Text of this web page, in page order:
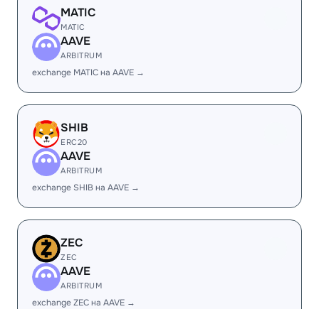
MATIC
MATIC
AAVE
ARBITRUM
exchange MATIC на AAVE →
SHIB
ERC20
AAVE
ARBITRUM
exchange SHIB на AAVE →
ZEC
ZEC
AAVE
ARBITRUM
exchange ZEC на AAVE →